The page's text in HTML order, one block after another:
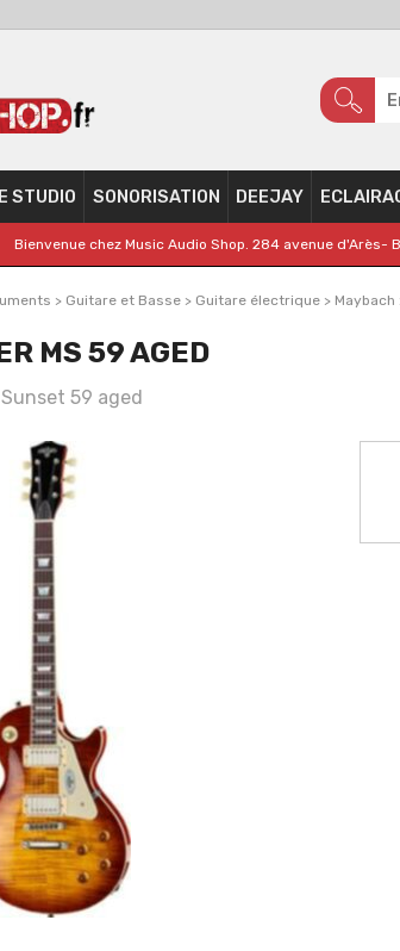
STUDIO SONORISATION DEEJAY
Bienvenue chez Music Audio Shop. 284 avenue d'Arès-
> Guitare et Basse > Guitare électrique > Maybach
MS 59 AGED
59 aged